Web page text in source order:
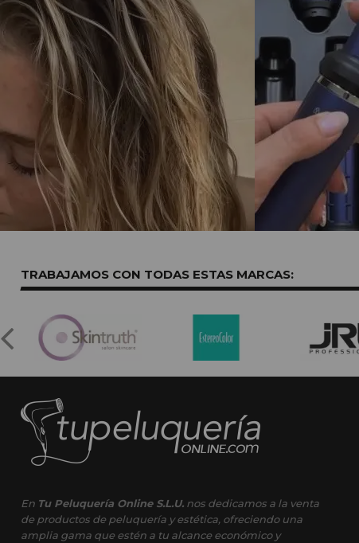
TRABAJAMOS CON TODAS ESTASMARCAS:
En Tu Peluquería Online S.L.U.nos dedicamos a la venta
de productos de peluquería y estética, ofreciendo una
amplia gama que estén a tu alcance económico y